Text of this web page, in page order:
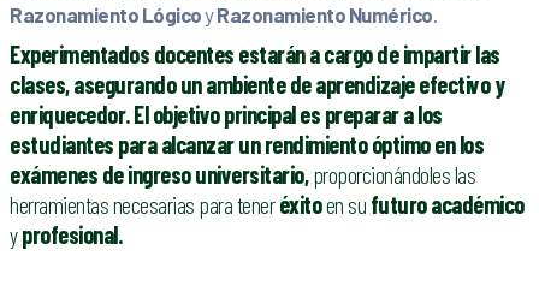
Razonamiento LógicoyRazonamiento Numérico.
Experimentados docentes estarán a cargo de impartir las
clases, asegurando un ambiente de aprendizaje efectivo y
enriquecedor. El objetivo principal es preparar a los
estudiantes para alcanzar un rendimiento óptimo en los
exámenes de ingreso universitario,proporcionándoles las
herramientas necesarias para teneréxitoen su futuro académico
yprofesional.